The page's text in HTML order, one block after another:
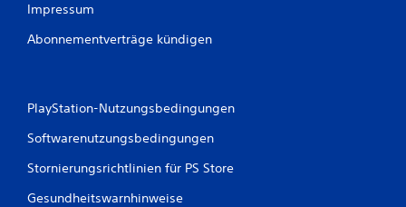
Impressum
Abonnementverträge kündigen
PlayStation-Nutzungsbedingungen
Softwarenutzungsbedingungen
Stornierungsrichtlinien für PS Store
Gesundheitswarnhinweise